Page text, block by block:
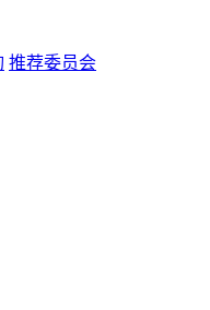
推荐委员会